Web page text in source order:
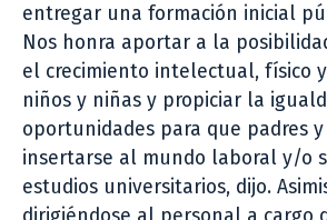
entregar una formación inicial
Nos honra aportar a la
el crecimiento intelectual, físico
niños y niñas y propiciar la
oportunidades para que padres
insertarse al mundo laboral y/o
estudios universitarios, dijo.